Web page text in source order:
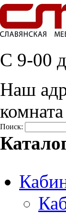
C 9-00
Наш
Поиск: